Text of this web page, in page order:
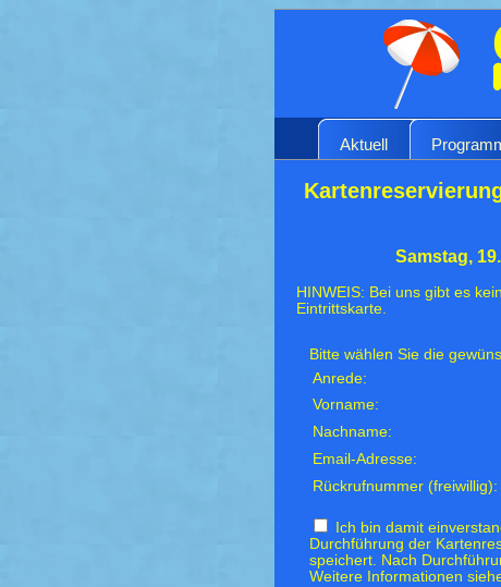
Aktuell
Samstag,
HINWEIS: Bei uns gibt es
Eintrittskarte.
Bitte wählen Sie die
Anrede:
Vorname:
Nachname:
Email-Adresse:
Rückrufnummer (freiwillig):
Ich bin damit
Durchführung der
speichert. Nach
Weitere Informationen